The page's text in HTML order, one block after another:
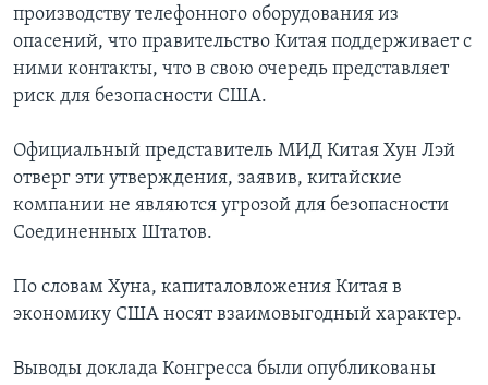
производству телефонного оборудования из
опасений, что правительство Китая поддерживает с
ними контакты, что в свою очередь представляет
риск для безопасности США.
Официальный представитель МИД Китая Хун Лэй
отверг эти утверждения, заявив, китайские
компании не являются угрозой для безопасности
Соединенных Штатов.
По словам Хуна, капиталовложения Китая в
экономику США носят взаимовыгодный характер.
Выводы доклада Конгресса были опубликованы